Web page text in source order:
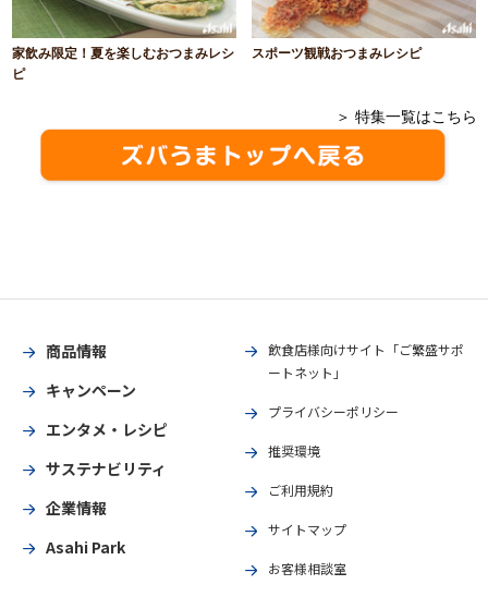
家飲み限定！夏を楽しむおつまみレシ
ピ
スポーツ観戦おつまみレシピ
＞ 特集一覧はこちら
商品情報
キャンペーン
エンタメ・レシピ
サステナビリティ
企業情報
Asahi Park
飲食店様向けサイト「ご繁盛サポ
ートネット」
プライバシーポリシー
推奨環境
ご利用規約
サイトマップ
お客様相談室